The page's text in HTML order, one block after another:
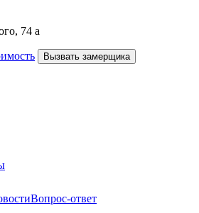
74 а
Вызвать замерщика
Вопрос-ответ